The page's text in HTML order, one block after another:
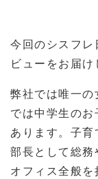
今回のシスフ
ビューをお届け
弊社では唯一の
では中学生の
あります。子
部長として総務
オフィス全般